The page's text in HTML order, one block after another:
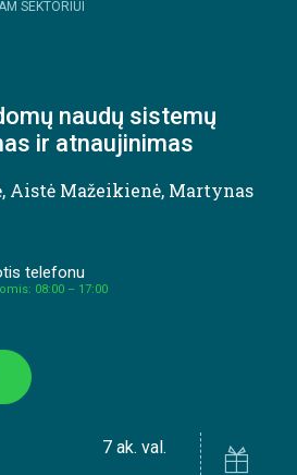
SEKTORIUI
naudų sistemų
ir atnaujinimas
, Aistė Mažeikienė, Martynas
telefonu
08:00 – 17:00
7 ak. val.